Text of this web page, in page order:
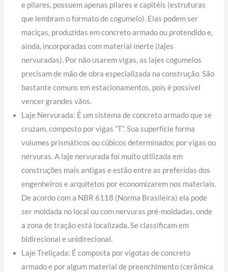
e pilares, possuem apenas pilares e capitéis (estruturas
que lembram o formato de cogumelo). Elas podem ser
maciças, produzidas em concreto armado ou protendido e,
ainda, incorporadas com material inerte (lajes
nervuradas). Por não usarem vigas, as lajes cogumelos
precisam de mão de obra especializada na construção. São
bastante comuns em estacionamentos, pois é possível
vencer grandes vãos.
Laje Nervurada: É um sistema de concreto armado que se
cruzam, composto por vigas “T”. Sua superfície forma
volumes prismáticos ou cúbicos determinados por vigas ou
nervuras. A laje nervurada foi muito utilizada em
construções mais antigas e estão entre as preferidas dos
engenheiros e arquitetos por economizarem nos materiais.
De acordo com a NBR 6118 (Norma Brasileira) ela pode
ser moldada no local ou com nervuras pré-moldadas, onde
a zona de tração está localizada. Se classificam em
bidirecional e unidirecional.
Laje Treliçada: É composta por vigotas de concreto
armado e por algum material de preenchimento (cerâmica